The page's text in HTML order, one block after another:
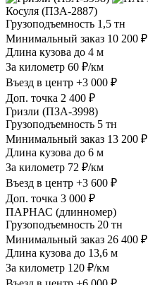
Косуля (ПЗА-2887)
Грузоподъемность 1,5 тн
Минимальный заказ 10 200 ₽
Длина кузова до 4 м
За километр 60 ₽/км
Въезд в центр +3 000 ₽
Доп. точка 2 400 ₽
Гризли (ПЗА-3998)
Грузоподъемность 5 тн
Минимальный заказ 13 200 ₽
Длина кузова до 6 м
За километр 72 ₽/км
Въезд в центр +3 600 ₽
Доп. точка 3 000 ₽
ПАРНАС (длинномер)
Грузоподъемность 20 тн
Минимальный заказ 26 400 ₽
Длина кузова до 13,6 м
За километр 120 ₽/км